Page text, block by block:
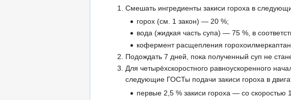
Смешать ингредиенты закиси гороха в
горох (см. 1 закон) — 20 %;
вода (жидкая часть супа) — 75 %, в
кофермент расщепления
Подождать 7 дней, пока полученный суп не
Для четырёхскоростного равноускоренного
следующие ГОСТы подачи закиси гороха в
первые 2,5 % закиси гороха — со скоростью